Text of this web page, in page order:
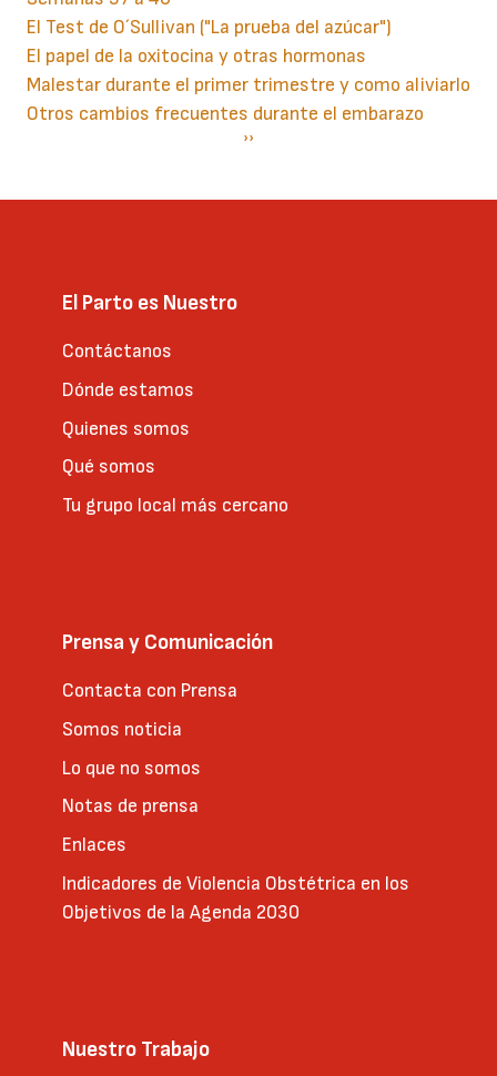
El Test de O´Sullivan ("La prueba del azúcar")
El papel de la oxitocina y otras hormonas
Malestar durante el primer trimestre y como aliviarlo
Otros cambios frecuentes durante el embarazo
Siguiente
››
El Parto es Nuestro
Contáctanos
Dónde estamos
Quienes somos
Qué somos
Tu grupo local más cercano
Prensa y Comunicación
Contacta con Prensa
Somos noticia
Lo que no somos
Notas de prensa
Enlaces
Indicadores de Violencia Obstétrica en los
Objetivos de la Agenda 2030
Nuestro Trabajo